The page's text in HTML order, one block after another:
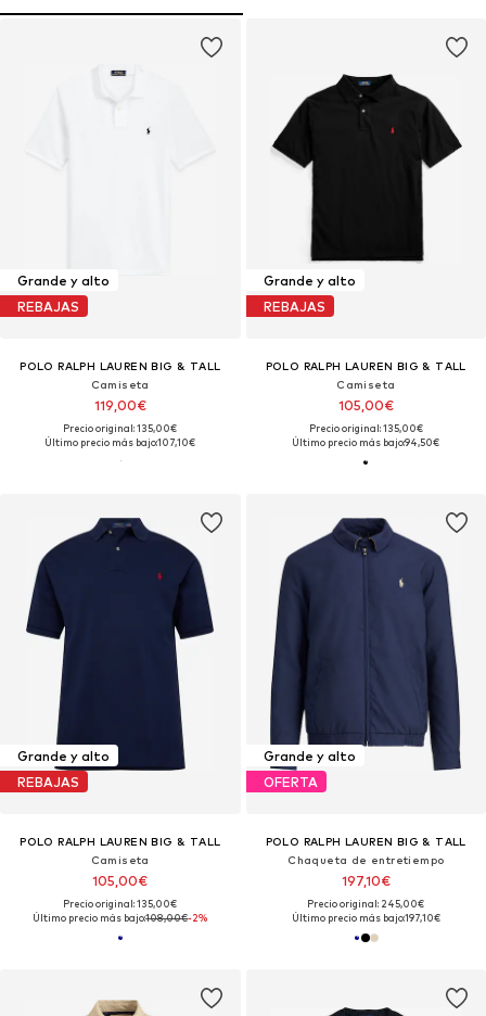
Grande y alto
REBAJAS
POLO RALPH LAUREN BIG & TALL
Camiseta
119,00€
Precio original: 135,00€
Último precio más bajo:107,10€
Grande y alto
REBAJAS
POLO RALPH LAUREN BIG & TALL
Camiseta
105,00€
Precio original: 135,00€
Último precio más bajo:94,50€
Grande y alto
REBAJAS
POLO RALPH LAUREN BIG & TALL
Camiseta
105,00€
Precio original: 135,00€
Último precio más bajo:108,00€-2%
Grande y alto
OFERTA
POLO RALPH LAUREN BIG & TALL
Chaqueta de entretiempo
197,10€
Precio original: 245,00€
Último precio más bajo:197,10€